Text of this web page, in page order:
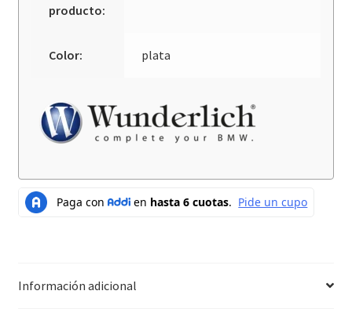
producto:
Color: plata
Información adicional